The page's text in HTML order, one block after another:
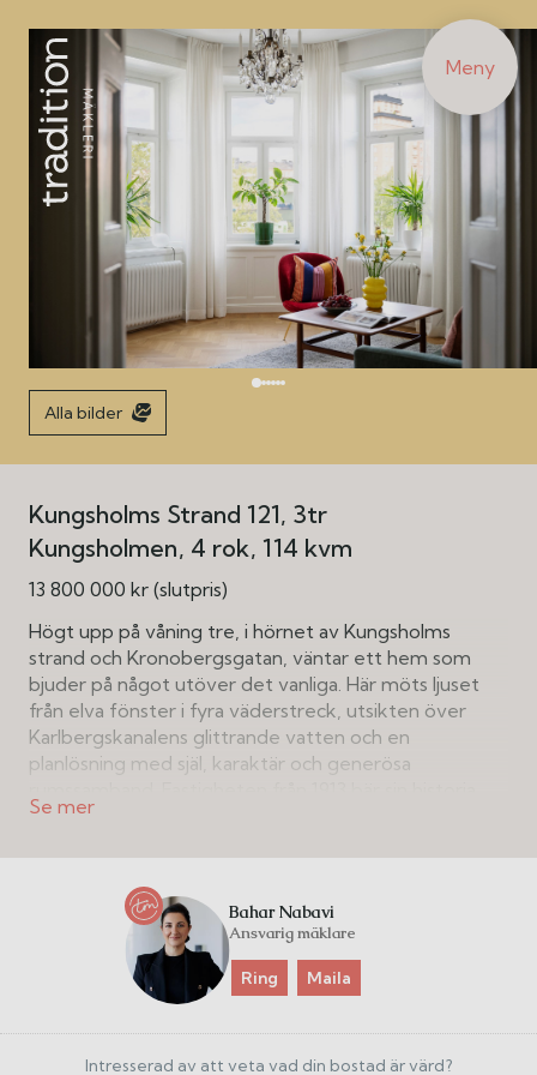
Meny
Alla bilder
Kungsholms Strand 121, 3tr
Kungsholmen 4 rok 114 kvm
13 800 000 kr (slutpris)
Högt upp på våning tre, i hörnet av Kungsholms
strand och Kronobergsgatan, väntar ett hem som
bjuder på något utöver det vanliga. Här möts ljuset
från elva fönster i fyra väderstreck, utsikten över
Karlbergskanalens glittrande vatten och en
planlösning med själ, karaktär och generösa
med stolthet, samtidigt som bostaden varsamt
Det moderna syns och märks, det gamla känns. Här
samsas nyrenoverade ytor med tidstypiska detaljer
som höga lister, vackra originaldörrar, serveringsskåp,
vacker fiskbensparkett och generös takhöjd. Hallen
sätter tonen direkt, en ovanlig och vacker entré med
Bahar Nabavi
Ansvarig mäklare
Ring Maila
Intresserad av att veta vad din bostad är värd?